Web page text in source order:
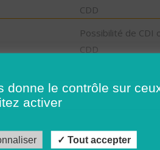
CDD
Possibilité de CDI
CDD
CDD
CDD
donne le contrôle sur
activer
Tout accepter